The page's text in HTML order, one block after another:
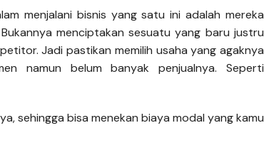
menjalani bisnis yang satu ini adalah mereka
menciptakan sesuatu yang baru justru
Jadi pastikan memilih usaha yang agaknya
namun belum banyak penjualnya. Seperti
sehingga bisa menekan biaya modal yang kamu